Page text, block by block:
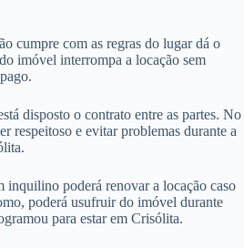
cumpre com as regras do lugar dá o
imóvel interrompa a locação sem
disposto o contrato entre as partes. No
respeitoso e evitar problemas durante a
inquilino poderá renovar a locação caso
poderá usufruir do imóvel durante
para estar em Crisólita.